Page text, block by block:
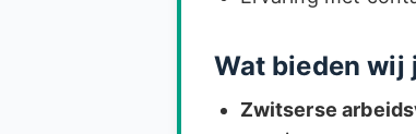
Wat bieden wij
Zwitserse